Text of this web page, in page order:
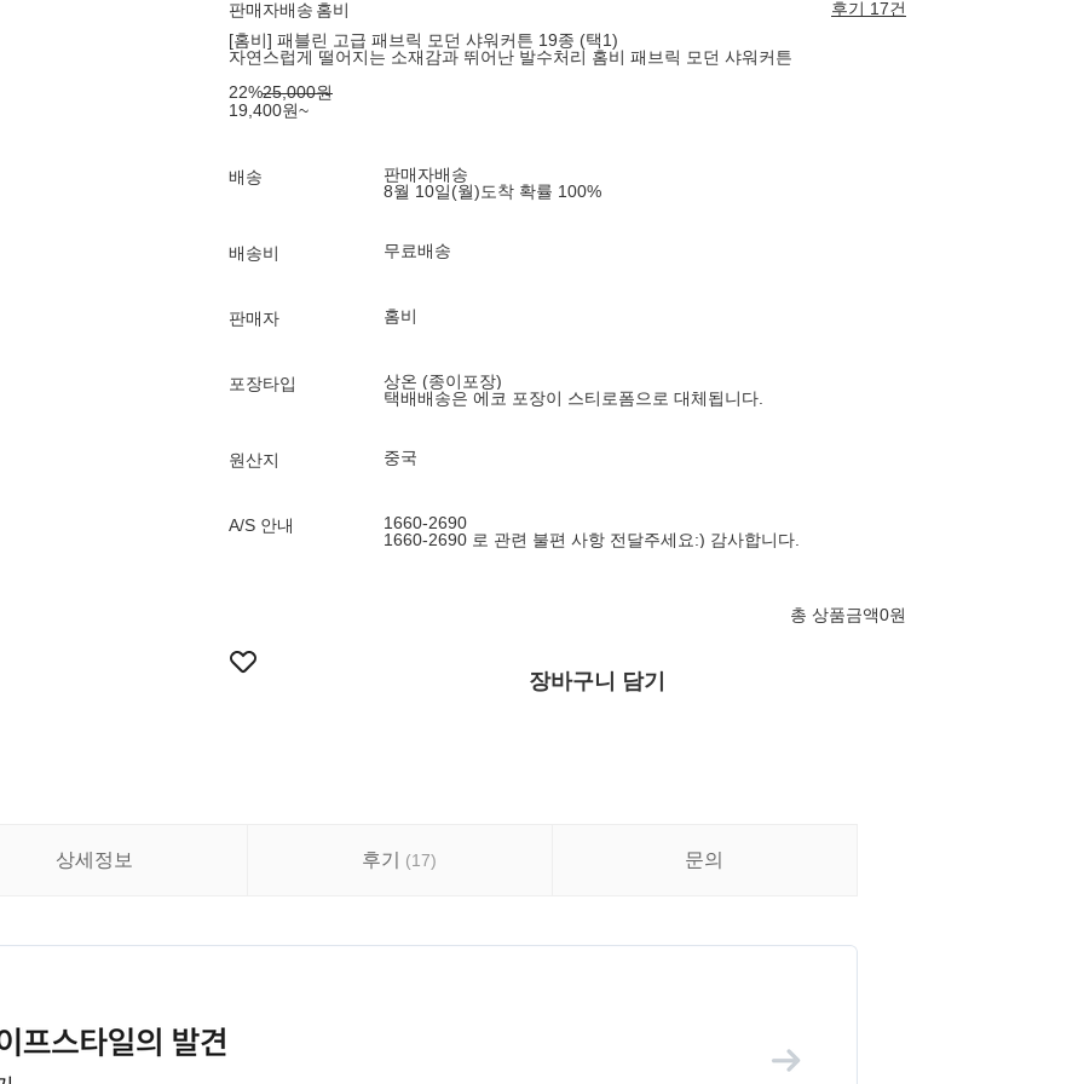
판매자배송 홈비
후기 17건
[홈비] 패블린 고급 패브릭 모던 샤워커튼 19종 (택1)
자연스럽게 떨어지는 소재감과 뛰어난 발수처리 홈비 패브릭 모던 샤워커튼
22%25,000원
19,400원~
배송
판매자배송
8월 10일(월)도착 확률 100%
배송비 무료배송
판매자 홈비
포장타입
상온 (종이포장)
택배배송은 에코 포장이 스티로폼으로 대체됩니다.
원산지 중국
A/S 안내
1660-2690
1660-2690 로 관련 불편 사항 전달주세요:) 감사합니다.
총 상품금액0원
장바구니 담기
상세정보 후기 (17) 문의